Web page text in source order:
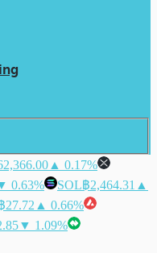
▲ 0.17%
0.63% SOL฿2,464.31 ▲
27.72 ▲ 0.66%
▼ 1.09%